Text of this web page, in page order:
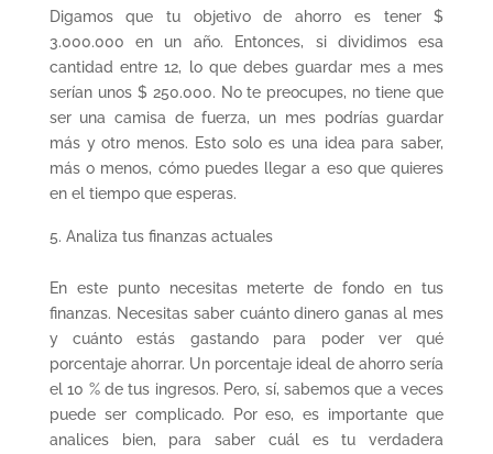
Digamos que tu objetivo de ahorro es tener $
3.000.000 en un año. Entonces, si dividimos esa
cantidad entre 12, lo que debes guardar mes a mes
serían unos $ 250.000. No te preocupes, no tiene que
ser una camisa de fuerza, un mes podrías guardar
más y otro menos. Esto solo es una idea para saber,
más o menos, cómo puedes llegar a eso que quieres
en el tiempo que esperas.
Analiza tus finanzas actuales
En este punto necesitas meterte de fondo en tus
finanzas. Necesitas saber cuánto dinero ganas al mes
y cuánto estás gastando para poder ver qué
porcentaje ahorrar. Un porcentaje ideal de ahorro sería
el 10 % de tus ingresos. Pero, sí, sabemos que a veces
puede ser complicado. Por eso, es importante que
analices bien, para saber cuál es tu verdadera